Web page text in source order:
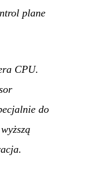
plane
CPU.
do